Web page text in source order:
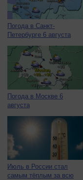
Погода в Санкт-
Петербурге 6 августа
Погода в Москве 6
августа
Июль в России стал
самым тёплым за всю